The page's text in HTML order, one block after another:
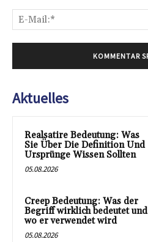
Aktuelles
Realsatire Bedeutung: Was
Sie Über Die Definition Und
Ursprünge Wissen Sollten
05.08.2026
Creep Bedeutung: Was der
Begriff wirklich bedeutet und
wo er verwendet wird
05.08.2026